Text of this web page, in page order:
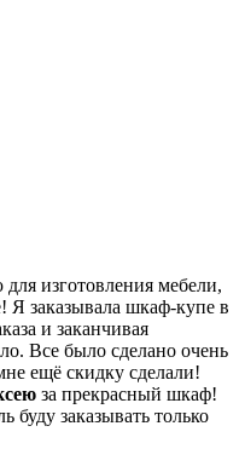
изготовления мебели,
заказывала шкаф-купе в
и заканчивая
Все было сделано очень
ещё скидку сделали!
за прекрасный шкаф!
буду заказывать только